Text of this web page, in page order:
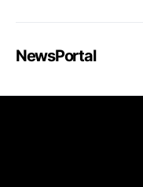
NewsPortal